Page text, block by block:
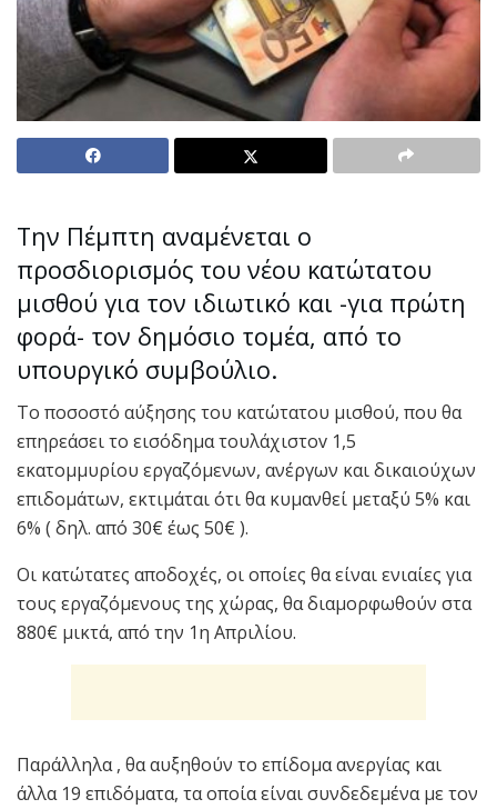
Την Πέμπτη αναμένεται ο
προσδιορισμός του νέου κατώτατου
μισθού για τον ιδιωτικό και -για πρώτη
φορά- τον δημόσιο τομέα, από το
υπουργικό συμβούλιο.
Το ποσοστό αύξησης του κατώτατου μισθού, που θα
επηρεάσει το εισόδημα τουλάχιστοv 1,5
εκατομμυρίου εργαζόμενων, ανέργων και δικαιούχων
επιδομάτων, εκτιμάται ότι θα κυμανθεί μεταξύ 5% και
6% ( δηλ. από 30€ έως 50€ ).
Οι κατώτατες αποδοχές, οι οποίες θα είναι ενιαίες για
τους εργαζόμενους της χώρας, θα διαμορφωθούν στα
880€ μικτά, από την 1η Απριλίου.
Παράλληλα , θα αυξηθούν το επίδομα ανεργίας και
άλλα 19 επιδόματα, τα οποία είναι συνδεδεμένα με τον